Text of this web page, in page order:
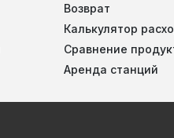
Возврат
Калькулятор
Сравнение
Аренда станций